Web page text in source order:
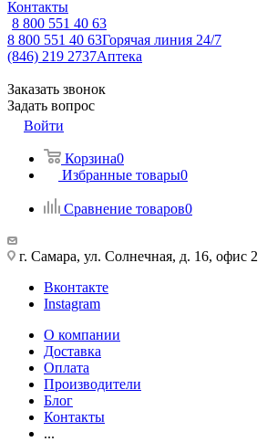
Контакты
8 800 551 40 63
8 800 551 40 63Горячая линия 24/7
(846) 219 2737Аптека
Заказать звонок
Задать вопрос
Войти
Корзина0
Избранные товары0
Сравнение товаров0
г. Самара, ул. Солнечная, д. 16, офис 2
Вконтакте
Instagram
О компании
Доставка
Оплата
Производители
Блог
Контакты
...